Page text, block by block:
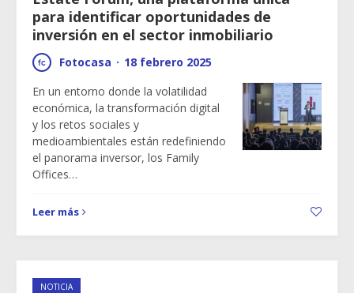
para identificar oportunidades de
inversión en el sector inmobiliario
Fotocasa · 18 febrero 2025
En un entorno donde la volatilidad
económica, la transformación digital
y los retos sociales y
medioambientales están redefiniendo
el panorama inversor, los Family
Offices…
Leer más
NOTICIA